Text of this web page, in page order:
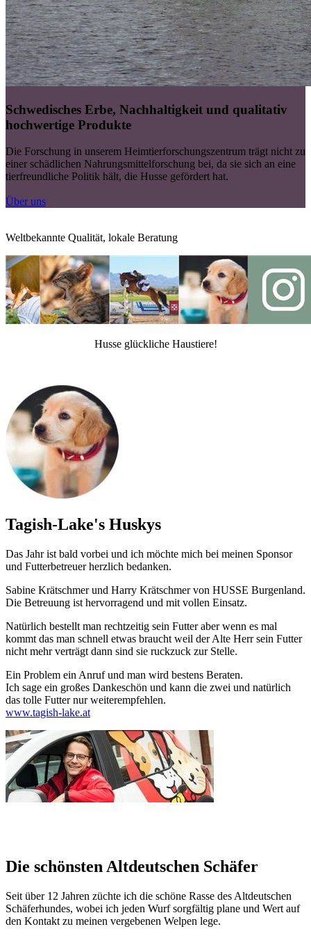
Schwedisches Erbe, Nachhaltigkeit und qualitativ
hochwertige Produkte
Die Forschung in unserem Heimtierforschungszentrum trägt nicht zu
einer schädlichen Nahrungsmittelforschung bei, da sie sich an eine
tierfreundliche Politik hält, die Husse gefördert hat.
Über uns
Weltbekannte Qualität, lokale Beratung
Husse glückliche Haustiere!
Tagish-Lake's Huskys
Das Jahr ist bald vorbei und ich möchte mich bei meinen Sponsor
und Futterbetreuer herzlich bedanken.
Sabine Krätschmer und Harry Krätschmer von HUSSE Burgenland.
Die Betreuung ist hervorragend und mit vollen Einsatz.
Natürlich bestellt man rechtzeitig sein Futter aber wenn es mal
kommt das man schnell etwas braucht weil der Alte Herr sein Futter
nicht mehr verträgt dann sind sie ruckzuck zur Stelle.
Ein Problem ein Anruf und man wird bestens Beraten.
Ich sage ein großes Dankeschön und kann die zwei und natürlich
das tolle Futter nur weiterempfehlen.
www.tagish-lake.at
Die schönsten Altdeutschen Schäfer
Seit über 12 Jahren züchte ich die schöne Rasse des Altdeutschen
Schäferhundes, wobei ich jeden Wurf sorgfältig plane und Wert auf
den Kontakt zu meinen vergebenen Welpen lege.